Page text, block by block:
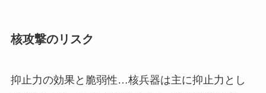
核攻撃のリスク
抑止力の効果と脆弱性…核兵器は主に抑止力とし